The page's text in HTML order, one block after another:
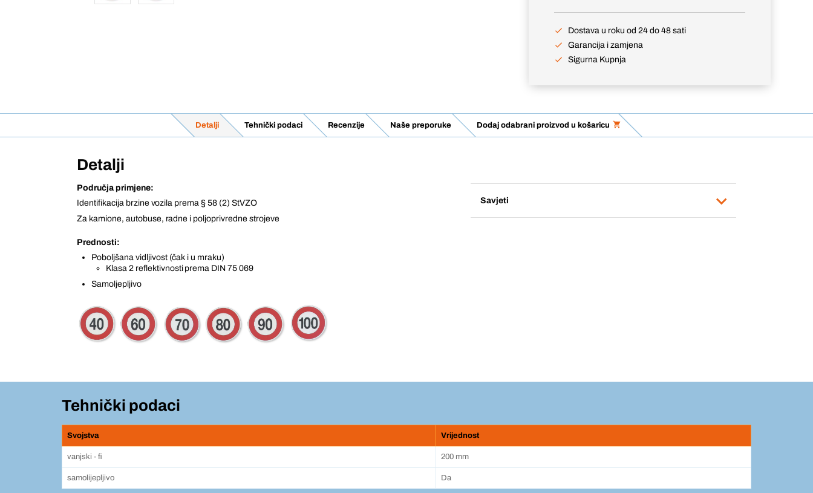
Dostava u roku od 24 do 48 sati
Garancija i zamjena
Sigurna Kupnja
Detalji Tehnički podaci Recenzije Naše preporuke Dodaj odabrani proizvod u košaricu
Detalji
Područja primjene:
Identifikacija brzine vozila prema § 58 (2) StVZO
Za kamione, autobuse, radne i poljoprivredne strojeve
Prednosti:
Poboljšana vidljivost (čak i u mraku)
Klasa 2 reflektivnosti prema DIN 75 069
Samoljepljivo
Savjeti
Tehnički podaci
Svojstva Vrijednost
vanjski - fi 200 mm
samolijepljivo Da